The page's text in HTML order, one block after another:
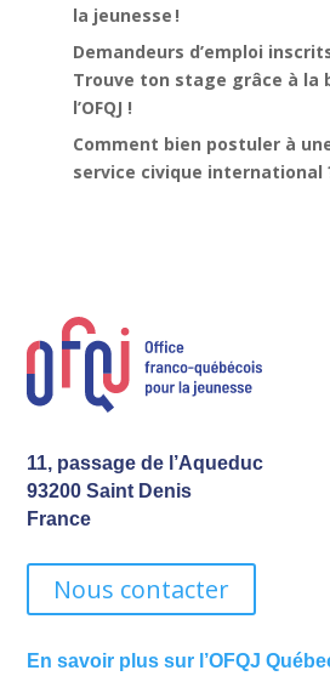
la jeunesse !
Demandeurs d’emploi
Trouve ton stage grâce à la
l’OFQJ !
Comment bien postuler à
service civique international
11, passage de l’Aqueduc
93200 Saint Denis
France
Nous contacter
En savoir plus sur l’OFQJ